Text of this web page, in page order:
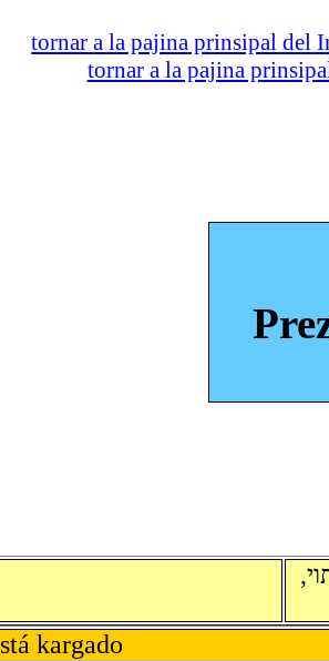
tornar a la pajina prinsipal del
tornar a la pajina
kargado